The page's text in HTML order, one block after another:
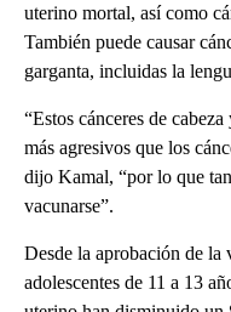
uterino mortal, así como
También puede causar
garganta, incluidas la
“Estos cánceres de
más agresivos que los
dijo Kamal, “por lo que
vacunarse”.
Desde la aprobación de la
adolescentes de 11 a 13